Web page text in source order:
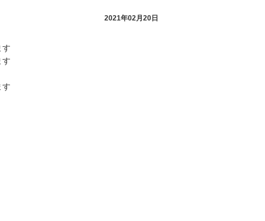
2021年02月20日
す
す
す